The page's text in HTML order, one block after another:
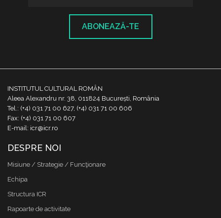
ABONEAZĂ-TE
INSTITUTUL CULTURAL ROMÂN
Aleea Alexandru nr. 38, 011824 București, România
Tel.: (+4) 031 71 00 627, (+4) 031 71 00 606
Fax: (+4) 031 71 00 607
E-mail: icr@icr.ro
DESPRE NOI
Misiune / Strategie / Funcţionare
Echipa
Structura ICR
Rapoarte de activitate